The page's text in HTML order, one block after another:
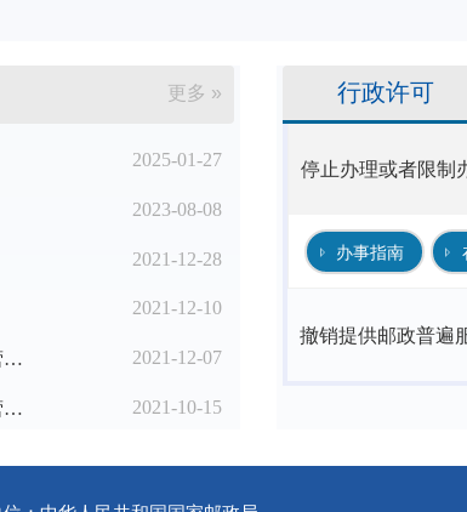
更多 »
2025-01-27
2023-08-08
2021-12-28
2021-12-10
国家邮政局办公室关于进一步优化农村地区快递业务经营许可工作的通知 2021-12-07
2021年第三季度邮政企业设置提供邮政普遍服务的邮政营业场所备案名单 2021-10-15
行政许可
停止办理或者限制
办事指南
撤销提供邮政普遍